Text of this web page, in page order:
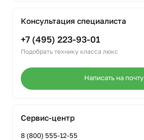
Консультация специалиста
+7 (495) 223-93-01
Подобрать технику класса люкс
Написать на почту
Сервис-центр
8 (800) 555-12-55